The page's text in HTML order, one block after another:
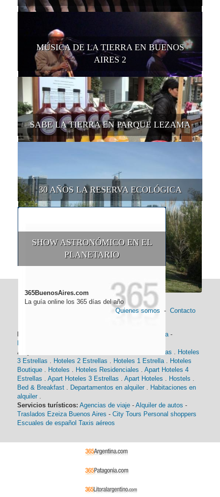
MÚSICA DE LA TIERRA EN BUENOS
AIRES 2
SABE LA TIERRA EN PARQUE LEZAMA
30 AÑOS LA RESERVA ECOLÓGICA
SHOW ASTRONÓMICO EN EL
PLANETARIO
365BuenosAires.com
La guía online los 365 días del año
Quienes somos - Contacto
Información general: Historia -
Distancias
Alojamiento:
Hoteles 4 Estrellas
Hoteles
3 Estrellas
Hoteles 2 Estrellas Hoteles 1 Estrella
Hoteles
Boutique
Hoteles Hoteles Residenciales
Apart Hoteles 4
Estrellas
Apart Hoteles 3 Estrellas Apart Hoteles Hostels
Bed & Breakfast
Departamentos en alquiler
Habitaciones en
alquiler
Servicios turísticos: Agencias de viaje - Alquiler de autos -
Traslados Ezeiza Buenos Aires - City Tours Personal shoppers
Escuales de español Taxis aéreos